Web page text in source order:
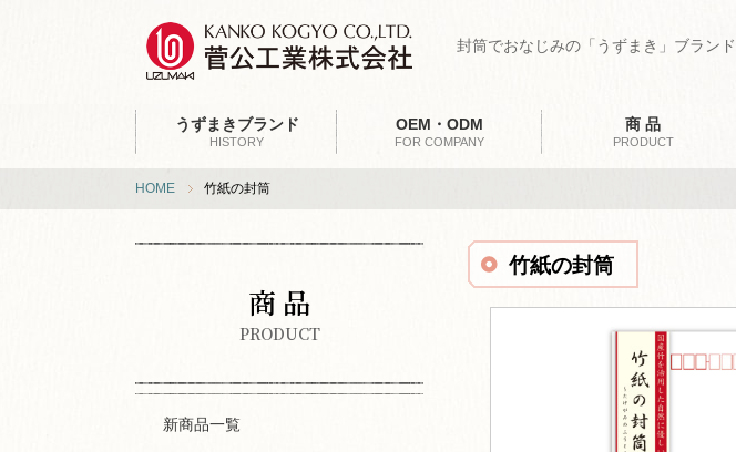
封筒でおなじみの「うずまき」ブランド
うずまきブランド
HISTORY
OEM・ODM
FOR COMPANY
商 品
PRODUCT
HOME 竹紙の封筒
商 品
PRODUCT
新商品一覧
竹紙の封筒